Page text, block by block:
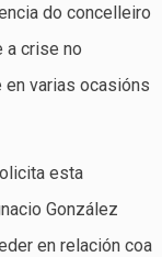
do concelleiro
a crise no
varias ocasións
esta
González
en relación coa